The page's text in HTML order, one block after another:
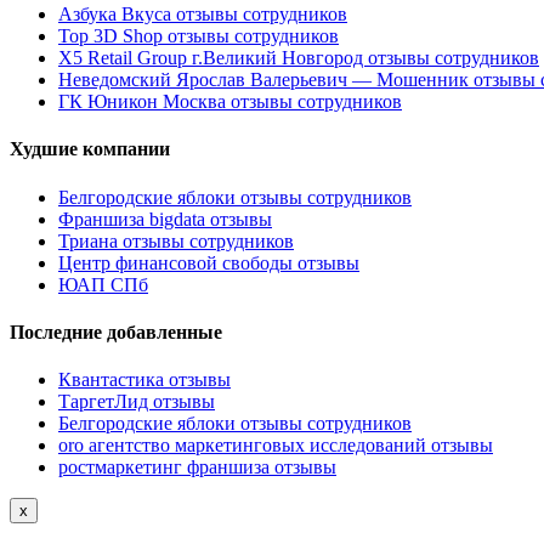
Азбука Вкуса отзывы сотрудников
Top 3D Shop отзывы сотрудников
X5 Retail Group г.Великий Новгород отзывы сотрудников
Неведомский Ярослав Валерьевич — Мошенник отзывы
ГК Юникон Москва отзывы сотрудников
Худшие компании
Белгородские яблоки отзывы сотрудников
Франшиза bigdata отзывы
Триана отзывы сотрудников
Центр финансовой свободы отзывы
ЮАП СПб
Последние добавленные
Квантастика отзывы
ТаргетЛид отзывы
Белгородские яблоки отзывы сотрудников
oro агентство маркетинговых исследований отзывы
ростмаркетинг франшиза отзывы
x